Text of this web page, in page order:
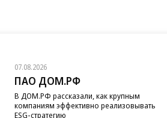
07.08.2026
ПАО ДОМ.РФ
В ДОМ.РФ рассказали, как крупным
компаниям эффективно реализовывать
ESG-стратегию